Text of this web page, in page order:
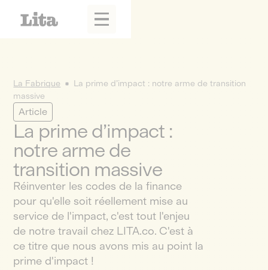
La Fabrique
La prime d’impact : notre arme de transition
massive
Article
La prime d’impact :
notre arme de
transition massive
Réinventer les codes de la finance
pour qu'elle soit réellement mise au
service de l'impact, c'est tout l'enjeu
de notre travail chez LITA.co. C'est à
ce titre que nous avons mis au point la
prime d'impact !